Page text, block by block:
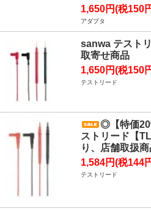
1,650円(税150
アダプタ
sanwa テスト
取寄せ商品
1,650円(税150
テストリード
◎【特価
ストリード【
り、店舗取扱
1,584円(税144
テストリード